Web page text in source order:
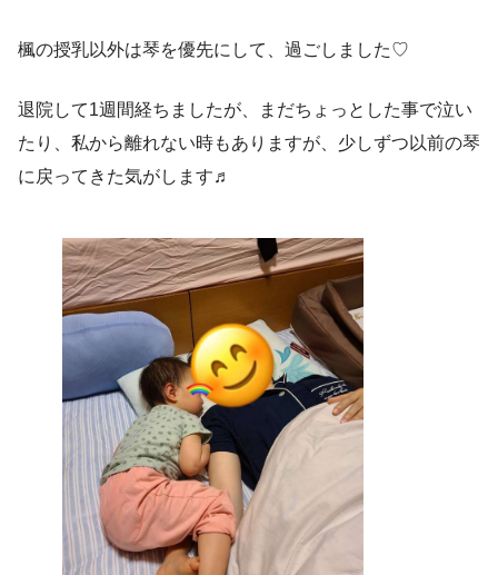
楓の授乳以外は琴を優先にして、過ごしました♡
退院して1週間経ちましたが、まだちょっとした事で泣い
たり、私から離れない時もありますが、少しずつ以前の琴
に戻ってきた気がします♬